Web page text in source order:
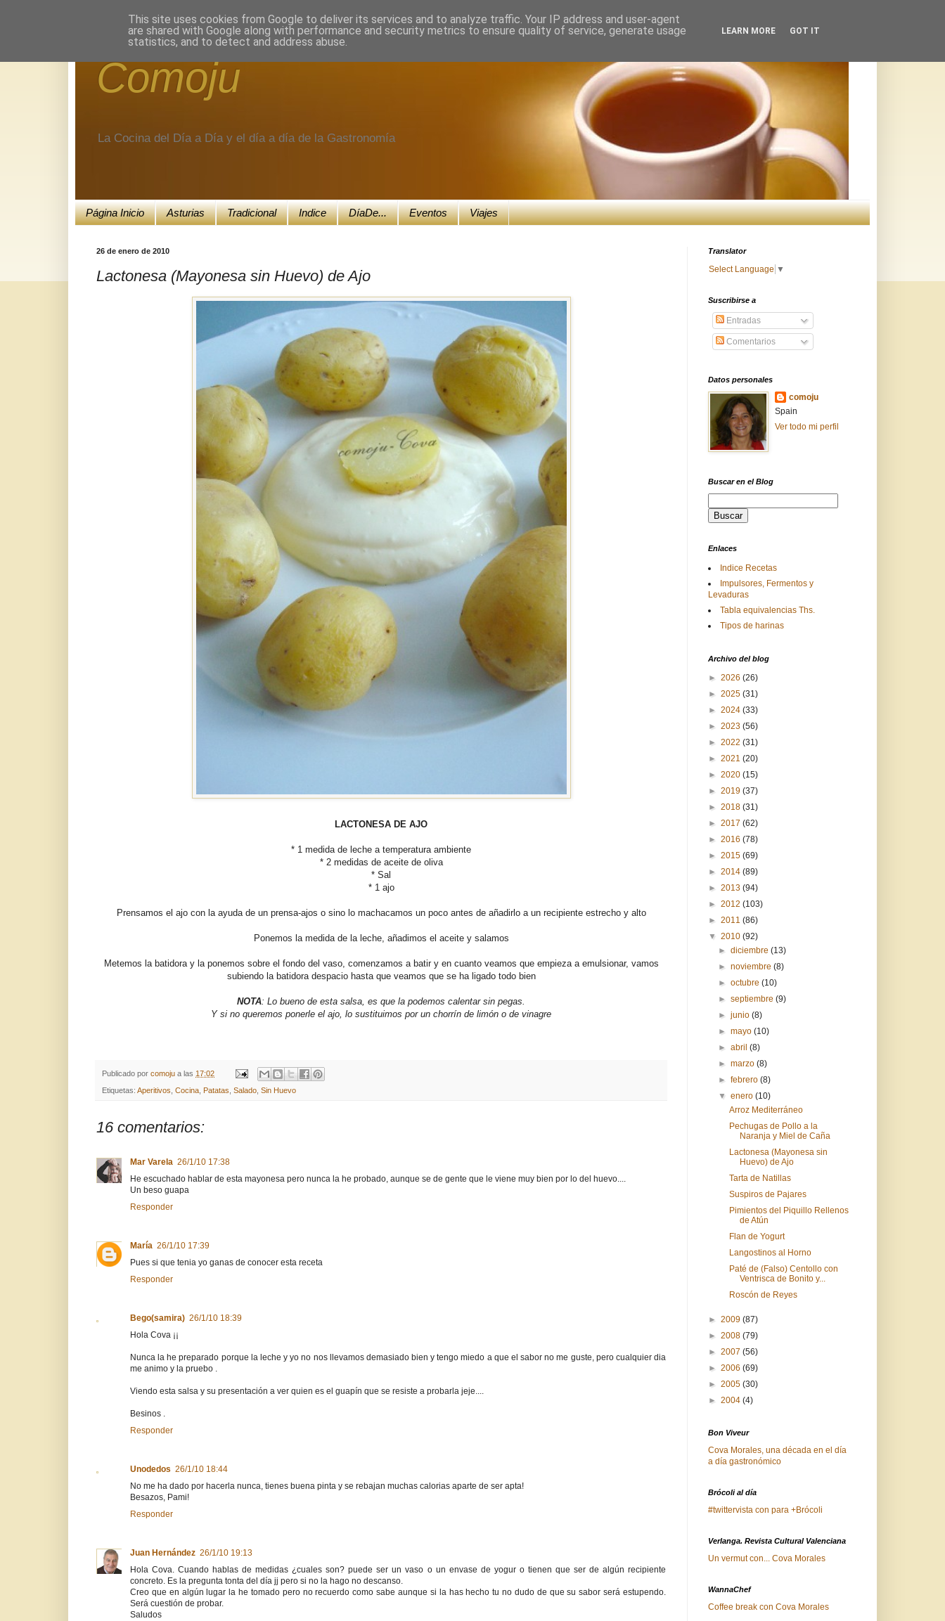
Comoju
La Cocina del Día a Día y el día a día de la Gastronomía
Página Inicio Asturias Tradicional Indice DíaDe... Eventos Viajes
26 de enero de 2010
Lactonesa (Mayonesa sin Huevo) de Ajo
LACTONESA DE AJO
* 1 medida de leche a temperatura ambiente
* 2 medidas de aceite de oliva
* Sal
* 1 ajo
Prensamos el ajo con la ayuda de un prensa-ajos o sino lo machacamos un poco antes de añadirlo a un recipiente estrecho y alto
Ponemos la medida de la leche, añadimos el aceite y salamos
Metemos la batidora y la ponemos sobre el fondo del vaso, comenzamos a batir y en cuanto veamos que empieza a emulsionar, vamos
subiendo la batidora despacio hasta que veamos que se ha ligado todo bien
NOTA: Lo bueno de esta salsa, es que la podemos calentar sin pegas.
Y si no queremos ponerle el ajo, lo sustituimos por un chorrín de limón o de vinagre
Publicado por comoju a las 17:02
Etiquetas: Aperitivos Cocina Patatas Salado Sin Huevo
16 comentarios:
Mar Varela 26/1/10 17:38
He escuchado hablar de esta mayonesa pero nunca la he probado, aunque se de gente que le viene muy bien por lo del huevo....
Un beso guapa
Responder
María 26/1/10 17:39
Pues si que tenia yo ganas de conocer esta receta
Responder
Bego(samira) 26/1/10 18:39
Hola Cova ¡¡
Nunca la he preparado porque la leche y yo no nos llevamos demasiado bien y tengo miedo a que el sabor no me guste, pero cualquier dia
me animo y la pruebo .
Viendo esta salsa y su presentación a ver quien es el guapín que se resiste a probarla jeje....
Besinos .
Responder
Unodedos 26/1/10 18:44
No me ha dado por hacerla nunca, tienes buena pinta y se rebajan muchas calorias aparte de ser apta!
Besazos, Pami!
Responder
Juan Hernández 26/1/10 19:13
Hola Cova. Cuando hablas de medidas ¿cuales son? puede ser un vaso o un envase de yogur o tienen que ser de algún recipiente
concreto. Es la pregunta tonta del día jj pero si no la hago no descanso.
Creo que en algún lugar la he tomado pero no recuerdo como sabe aunque si la has hecho tu no dudo de que su sabor será estupendo.
Será cuestión de probar.
Saludos
Translator
Select Language ▼
Suscribirse a
Entradas
Comentarios
Datos personales
comoju
Spain
Ver todo mi perfil
Buscar en el Blog
Enlaces
Indice Recetas
Impulsores, Fermentos y
Levaduras
Tabla equivalencias Ths.
Tipos de harinas
Archivo del blog
► 2026 (26)
► 2025 (31)
► 2024 (33)
► 2023 (56)
► 2022 (31)
► 2021 (20)
► 2020 (15)
► 2019 (37)
► 2018 (31)
► 2017 (62)
► 2016 (78)
► 2015 (69)
► 2014 (89)
► 2013 (94)
► 2012 (103)
► 2011 (86)
▼ 2010 (92)
►diciembre(13)
►noviembre(8)
►octubre(10)
►septiembre(9)
►junio(8)
►mayo(10)
►abril(8)
►marzo(8)
►febrero(8)
▼enero(10)
Arroz Mediterráneo
Pechugas de Pollo a la
Naranja y Miel de Caña
Lactonesa (Mayonesa sin
Huevo) de Ajo
Tarta de Natillas
Suspiros de Pajares
Pimientos del Piquillo Rellenos
de Atún
Flan de Yogurt
Langostinos al Horno
Paté de (Falso) Centollo con
Ventrisca de Bonito y...
Roscón de Reyes
► 2009 (87)
► 2008 (79)
► 2007 (56)
► 2006 (69)
► 2005 (30)
► 2004 (4)
Bon Viveur
Cova Morales, una década en el día
a día gastronómico
Brócoli al día
#twittervista con para +Brócoli
Verlanga. Revista Cultural Valenciana
Un vermut con... Cova Morales
WannaChef
Coffee break con Cova Morales
This site uses cookies from Google to deliver its services and to analyze traffic. Your IP address and user-agent
are shared with Google along with performance and security metrics to ensure quality of service, generate usage
statistics, and to detect and address abuse.
LEARN MORE GOT IT